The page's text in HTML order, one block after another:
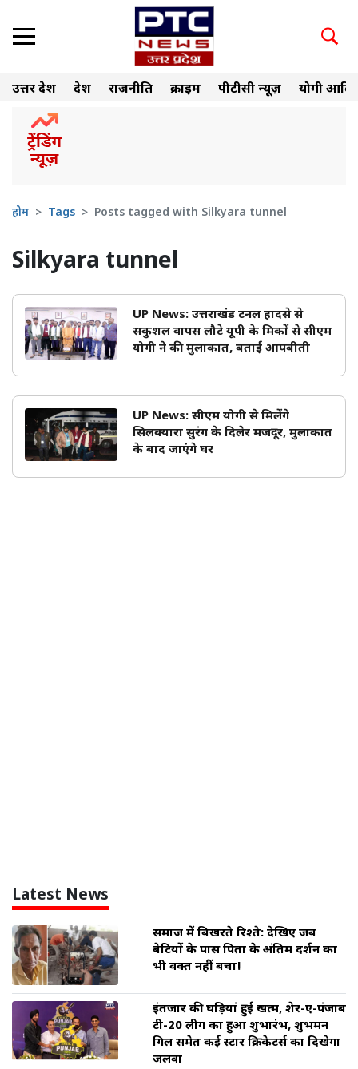
उत्तर प्रदेश देश राजनीति क्राइम पीटीसी न्यूज़ योगी
होम Tags Posts tagged with Silkyara tunnel
Silkyara tunnel
UP News: उत्तराखंड टनल हादसे से
सकुशल वापस लौटे यूपी के श्रमिकों से सीएम
योगी ने की मुलाकात, बताई आपबीती
UP News: सीएम योगी से मिलेंगे
सिलक्यारा सुरंग के दिलेर मजदूर, मुलाकात
के बाद जाएंगे घर
Latest News
समाज में बिखरते रिश्ते: देखिए जब
बेटियों के पास पिता के अंतिम दर्शन का
भी वक्त नहीं बचा!
इंतजार की घड़ियां हुई खत्म, शेर-ए-पंजाब
टी-20 लीग का हुआ शुभारंभ, शुभमन
गिल समेत कई स्टार क्रिकेटर्स का दिखेगा
जलवा